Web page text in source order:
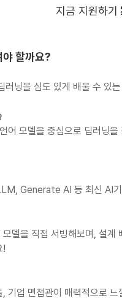
지금 지원하기
할까요?
러닝을 심도 있게 배울 수 있
어 모델을 중심으로 딥러닝
Generate AI 등 최신 AI
델을 직접 서빙해보며, 설계
!
기업 면접관이 매력적으로